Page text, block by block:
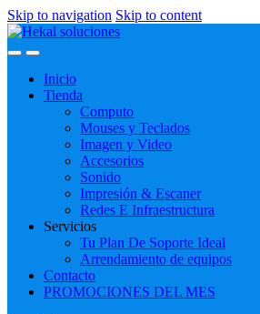
Skip to navigation Skip to content
Inicio
Tienda
Computo
Mouses y Teclados
Imagen y Video
Accesorios
Sonido
Impresión & Escaner
Redes E Infraestructura
Servicios
Tu Plan De Soporte Ideal
Arrendamiento de equipos
Contacto
PROMOCIONES DEL MES